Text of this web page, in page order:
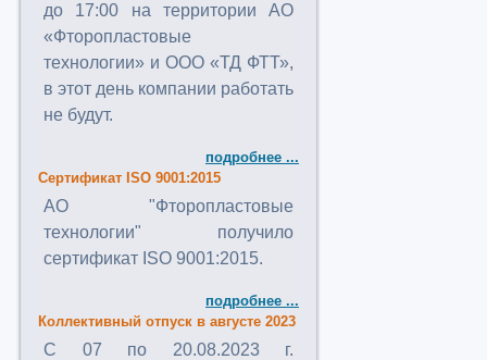
до 17:00 на территории АО
«Фторопластовые
технологии» и ООО «ТД ФТТ»,
в этот день компании работать
не будут.
подробнее ...
Сертификат ISO 9001:2015
АО "Фторопластовые
технологии" получило
сертификат ISO 9001:2015.
подробнее ...
Коллективный отпуск в августе 2023
C 07 по 20.08.2023 г.